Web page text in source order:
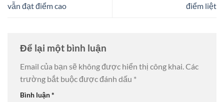
vẫn đạt điểm cao
điểm liệt
Để lại một bình luận
Email của bạn sẽ không được hiển thị công khai.Các
trường bắt buộc được đánh dấu *
Bình luận*